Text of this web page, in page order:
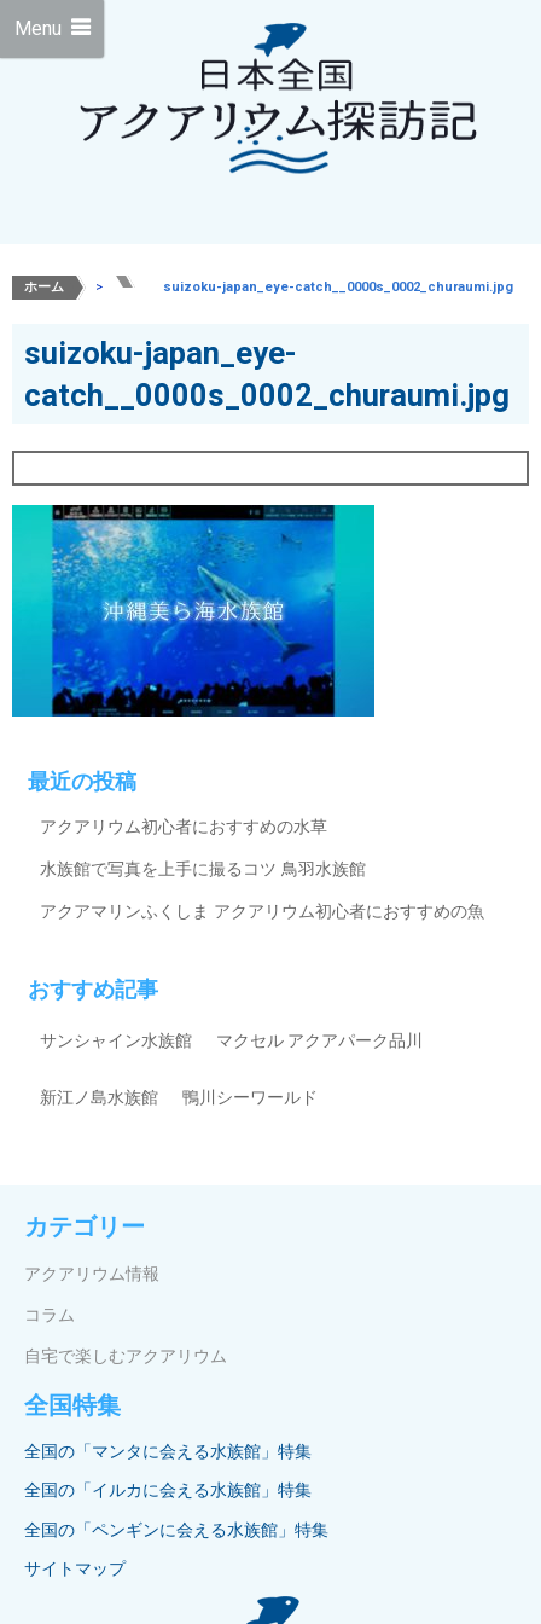
Menu
ホーム > > suizoku-japan_eye-catch__0000s_0002_churaumi.jpg
suizoku-japan_eye-
catch__0000s_0002_churaumi.jpg
最近の投稿
アクアリウム初心者におすすめの水草
水族館で写真を上手に撮るコツ 鳥羽水族館
アクアマリンふくしま アクアリウム初心者におすすめの魚
おすすめ記事
サンシャイン水族館 マクセル アクアパーク品川
新江ノ島水族館 鴨川シーワールド
カテゴリー
アクアリウム情報
コラム
自宅で楽しむアクアリウム
全国特集
全国の「マンタに会える水族館」特集
全国の「イルカに会える水族館」特集
全国の「ペンギンに会える水族館」特集
サイトマップ